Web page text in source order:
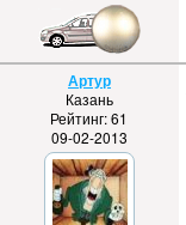
Артур
Казань
Рейтинг: 61
09-02-2013